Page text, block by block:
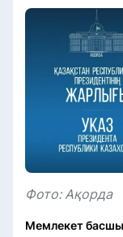
Фото: Ақорда
Мемлекет